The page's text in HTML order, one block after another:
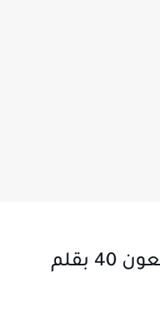
رواية مرام الفصل الاربعون 40 بقلم